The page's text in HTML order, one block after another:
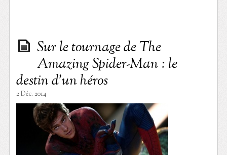
Sur le tournage de The
Amazing Spider-Man : le
destin d’un héros
2 Déc. 2014